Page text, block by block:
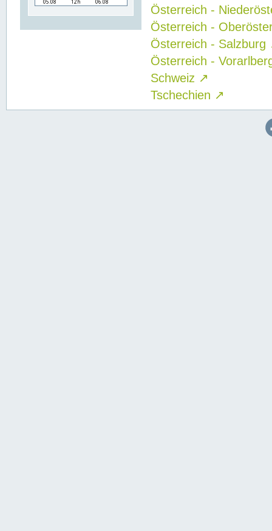
Österreich -
Österreich -
Österreich - Salzburg
Österreich -
Schweiz ↗
Tschechien ↗